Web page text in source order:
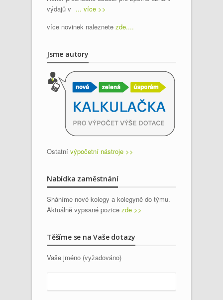
výdajů v ... více >>
více novinek naleznete zde....
Jsme autory
Ostatní výpočetní nástroje >>
Nabídka zaměstnání
Sháníme nové kolegy a kolegyně do týmu.
Aktuálně vypsané pozice zde >>
Těšíme se na Vaše dotazy
Vaše jméno (vyžadováno)